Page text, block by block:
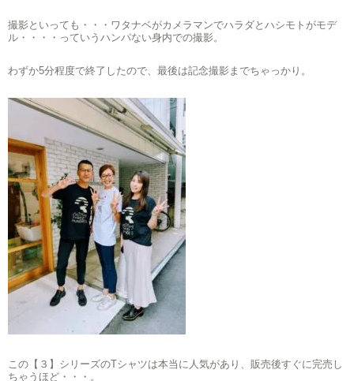
撮影といっても・・・ワタナベがカメラマンでハラダとハシモトがモデ
ル・・・・っていうハンパない身内での撮影。
わずか5分程度で終了したので、最後は記念撮影までちゃっかり。
この【３】シリーズのTシャツは本当に人気があり、販売後すぐに完売し
ちゃうほど・・・。